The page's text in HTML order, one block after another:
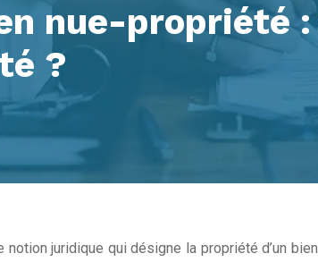
nue-propriété
?
notion juridique qui désigne la propriété d’un